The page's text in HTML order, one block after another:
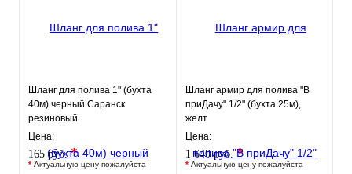
Шланг для полива 1" (бухта
40м) черный Саранск
резиновый
Цена:
165 руб.*
* Актуальную цену пожалуйста
Шланг армир для полива "В
приДачу" 1/2" (бухта 25м),
желт
Цена:
1 640 руб.*
* Актуальную цену пожалуйста